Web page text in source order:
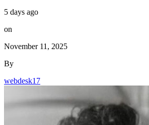
5 days ago
on
November 11, 2025
By
webdesk17